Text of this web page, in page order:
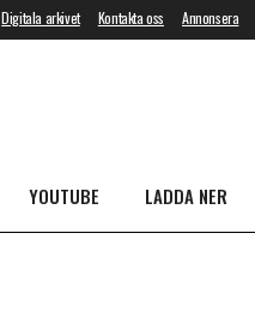
Digitala arkivet Kontakta oss Annonsera
YOUTUBE LADDA NER